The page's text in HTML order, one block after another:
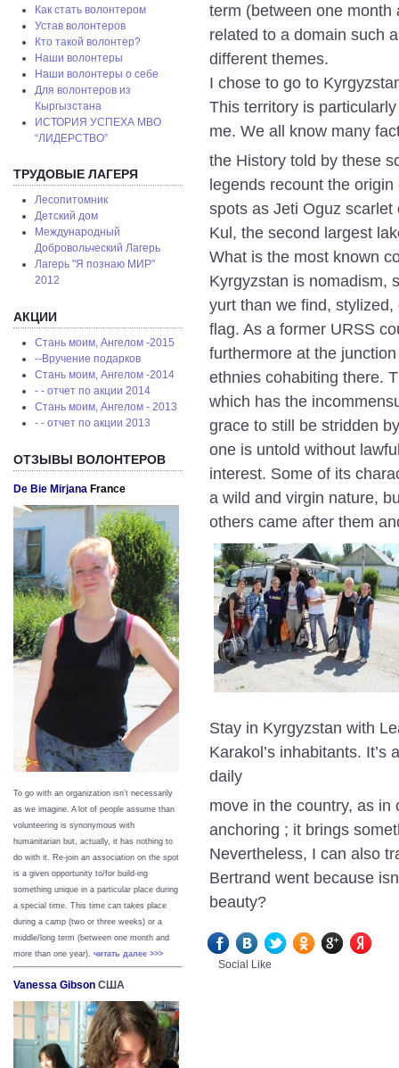
Как стать волонтером
Устав волонтеров
Кто такой волонтер?
Наши волонтеры
Наши волонтеры о себе
Для волонтеров из
Кыргызстана
ИСТОРИЯ УСПЕХА МВО
“ЛИДЕРСТВО”
ТРУДОВЫЕ ЛАГЕРЯ
Лесопитомник
Детский дом
Международный
Добровольческий Лагерь
Лагерь "Я познаю МИР"
2012
АКЦИИ
Стань моим, Ангелом -2015
--Вручение подарков
Стань моим, Ангелом -2014
- - отчет по акции 2014
Стань моим, Ангелом - 2013
- - отчет по акции 2013
ОТЗЫВЫ ВОЛОНТЕРОВ
De Bie Mirjana France
To go with an organization isn’t necessarily
as we imagine. A lot of people assume than
volunteering is synonymous with
humanitarian but, actually, it has nothing to
do with it. Re-join an association on the spot
is a given opportunity to/for build-ing
something unique in a particular place during
a special time. This time can takes place
during a camp (two or three weeks) or a
middle/long term (between one month and
more than one year). читать далее >>>
Vanessa Gibson США
term (between one
related to a domain such
different themes.
I chose to go to
This territory is
me. We all know many
the History told by these
legends recount the
spots as Jeti Oguz scarlet
Kul, the second largest
What is the most known
Kyrgyzstan is nomadism,
yurt than we find, stylized,
flag. As a former URSS
furthermore at the
ethnies cohabiting there.
which has the
grace to still be stridden
one is untold without
interest. Some of its
a wild and virgin nature,
others came after them
Stay in Kyrgyzstan with
Karakol’s inhabitants.
daily
move in the country, as
anchoring ; it brings
Nevertheless, I can also
Bertrand went because
beauty?
Social Like